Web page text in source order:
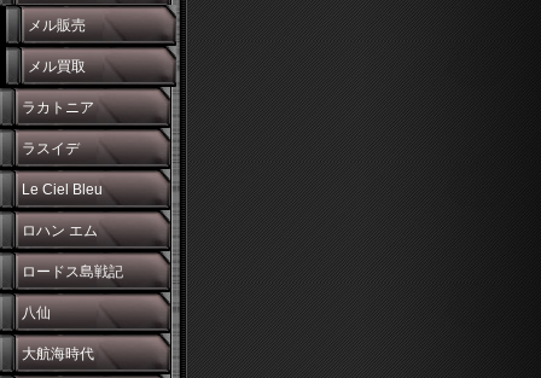
メル販売
メル買取
ラカトニア
ラスイデ
Le Ciel Bleu
ロハン エム
ロードス島戦記
八仙
大航海時代